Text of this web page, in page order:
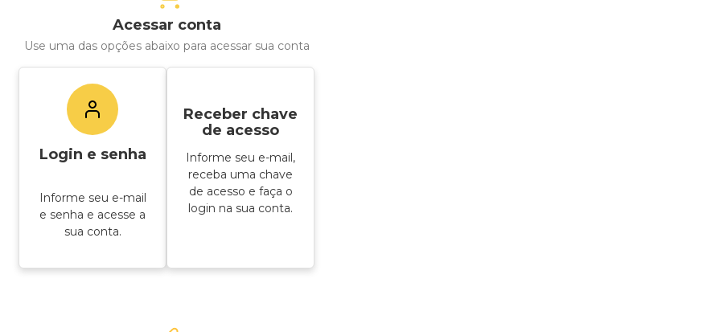
Acessar conta
Use uma das opções abaixo para acessar sua conta
Login e senha
Informe seu e-mail
e senha e acesse a
sua conta.
Receber chave
de acesso
Informe seu e-mail,
receba uma chave
de acesso e faça o
login na sua conta.